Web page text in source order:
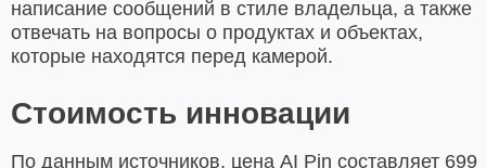
написание сообщений в стиле владельца, а также
отвечать на вопросы о продуктах и объектах,
которые находятся перед камерой.
Стоимость инновации
По данным источников, цена AI Pin составляет 699